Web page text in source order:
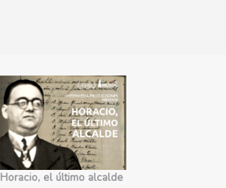
Horacio, el último alcalde